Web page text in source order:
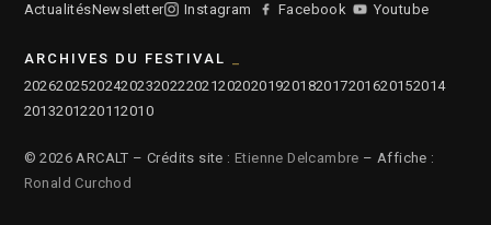
ActualitésNewsletter Instagram Facebook Youtube
ARCHIVES DU FESTIVAL
2026202520242023202220212020201920182017201620152014
2013201220112010
© 2026 ARCALT – Crédits site : Etienne Delcambre – Affiche :
Ronald Curchod